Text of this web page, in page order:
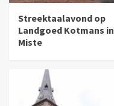
Streektaalavond op
Landgoed Kotmans in
Miste